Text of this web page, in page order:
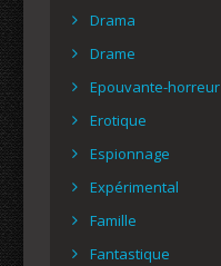
Drama
Drame
Epouvante-horreur
Erotique
Espionnage
Expérimental
Famille
Fantastique